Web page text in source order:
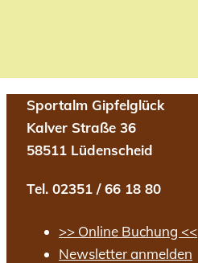
Sportalm Gipfelglück
Kalver Straße 36
58511 Lüdenscheid
Tel. 02351 / 66 18 80
>> Online Buchung <<
Newsletter anmelden